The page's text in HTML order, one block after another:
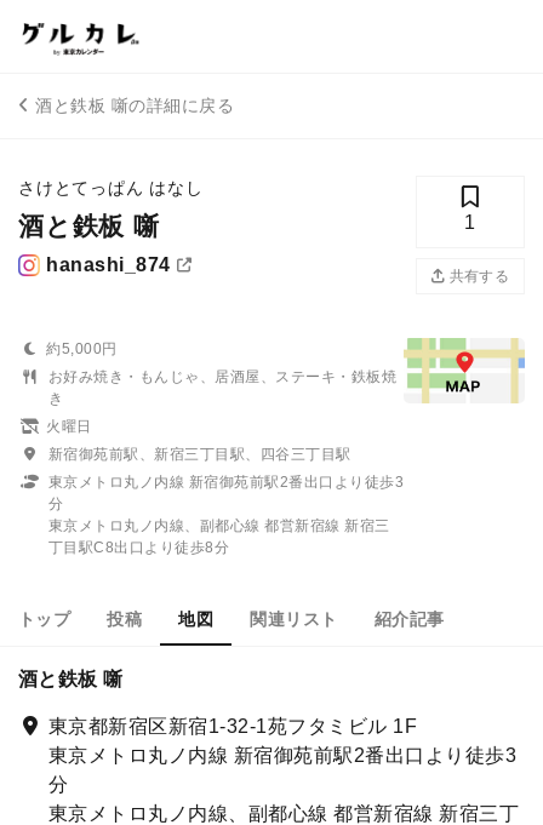
酒と鉄板 噺の詳細に戻る
さけとてっぱん はなし
酒と鉄板 噺
hanashi_874
1
共有する
約5,000円
お好み焼き・もんじゃ、居酒屋、ステーキ・鉄板焼
き
火曜日
新宿御苑前駅、新宿三丁目駅、四谷三丁目駅
東京メトロ丸ノ内線 新宿御苑前駅2番出口より徒歩3
分
東京メトロ丸ノ内線、副都心線 都営新宿線 新宿三
丁目駅C8出口より徒歩8分
トップ 投稿 地図 関連リスト 紹介記事
酒と鉄板 噺
東京都新宿区新宿1-32-1苑フタミビル 1F
東京メトロ丸ノ内線 新宿御苑前駅2番出口より徒歩3
分
東京メトロ丸ノ内線、副都心線 都営新宿線 新宿三丁